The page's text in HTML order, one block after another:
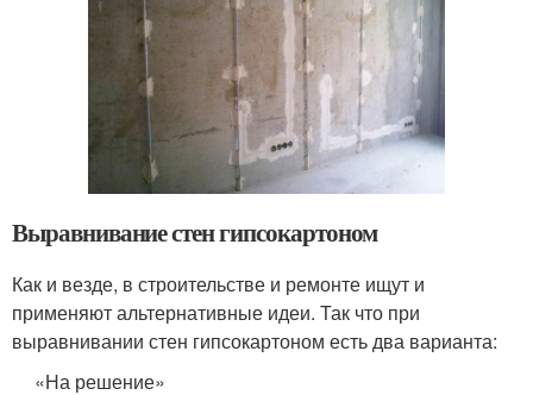
Выравнивание стен гипсокартоном
Как и везде, в строительстве и ремонте ищут и
применяют альтернативные идеи. Так что при
выравнивании стен гипсокартоном есть два варианта:
«На решение»